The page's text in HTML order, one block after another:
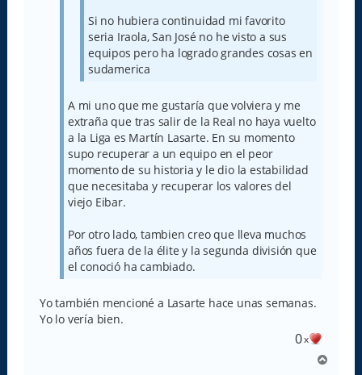
Si no hubiera continuidad mi favorito
seria Iraola, San José no he visto a sus
equipos pero ha logrado grandes cosas en
sudamerica
A mi uno que me gustaría que volviera y me
extraña que tras salir de la Real no haya vuelto
a la Liga es Martín Lasarte. En su momento
supo recuperar a un equipo en el peor
momento de su historia y le dio la estabilidad
que necesitaba y recuperar los valores del
viejo Eibar.
Por otro lado, tambien creo que lleva muchos
años fuera de la élite y la segunda división que
el conoció ha cambiado.
Yo también mencioné a Lasarte hace unas semanas.
Yo lo vería bien.
0x